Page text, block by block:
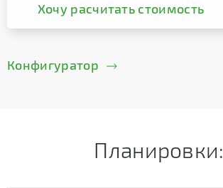
Хочу расчитать стоимость
Конфигуратор
Планировки: